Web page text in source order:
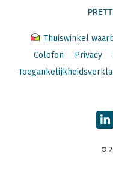
Thuiswinkel
Colofon
Privacy
©